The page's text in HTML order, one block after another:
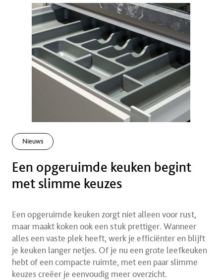
Nieuws
Een opgeruimde keuken begint
met slimme keuzes
Een opgeruimde keuken zorgt niet alleen voor rust,
maar maakt koken ook een stuk prettiger. Wanneer
alles een vaste plek heeft, werk je efficiënter en blijft
je keuken langer netjes. Of je nu een grote leefkeuken
hebt of een compacte ruimte, met een paar slimme
keuzes creëer je eenvoudig meer overzicht.